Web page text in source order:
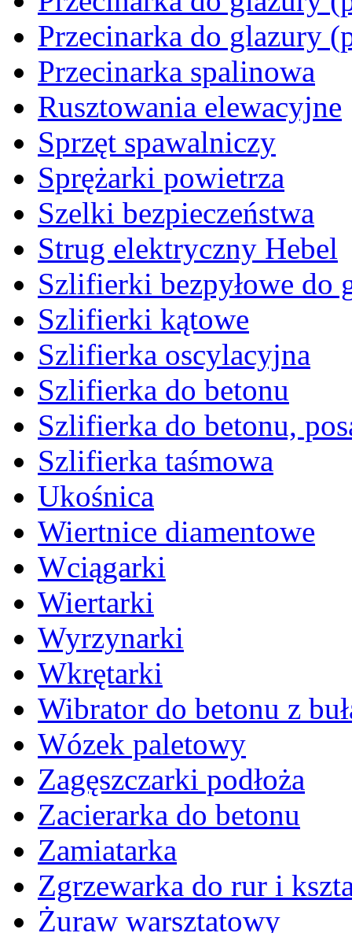
Przecinarka do glazury
Przecinarka spalinowa
Rusztowania elewacyjne
Sprzęt spawalniczy
Sprężarki powietrza
Szelki bezpieczeństwa
Strug elektryczny Hebel
Szlifierki bezpyłowe do
Szlifierki kątowe
Szlifierka oscylacyjna
Szlifierka do betonu
Szlifierka do betonu,
Szlifierka taśmowa
Ukośnica
Wiertnice diamentowe
Wciągarki
Wiertarki
Wyrzynarki
Wkrętarki
Wibrator do betonu z
Wózek paletowy
Zagęszczarki podłoża
Zacierarka do betonu
Zamiatarka
Zgrzewarka do rur i
Żuraw warsztatowy